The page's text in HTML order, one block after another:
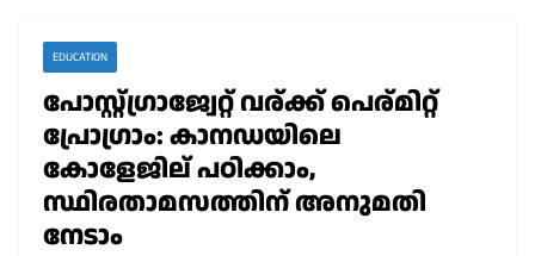
EDUCATION
പോസ്റ്റ്ഗ്രാജ്വേറ്റ് വര്ക്ക് പെര്മിറ്റ്
പ്രോഗ്രാം: കാനഡയിലെ
കോളേജില് പഠിക്കാം,
സ്ഥിരതാമസത്തിന് അനുമതി
നേടാം